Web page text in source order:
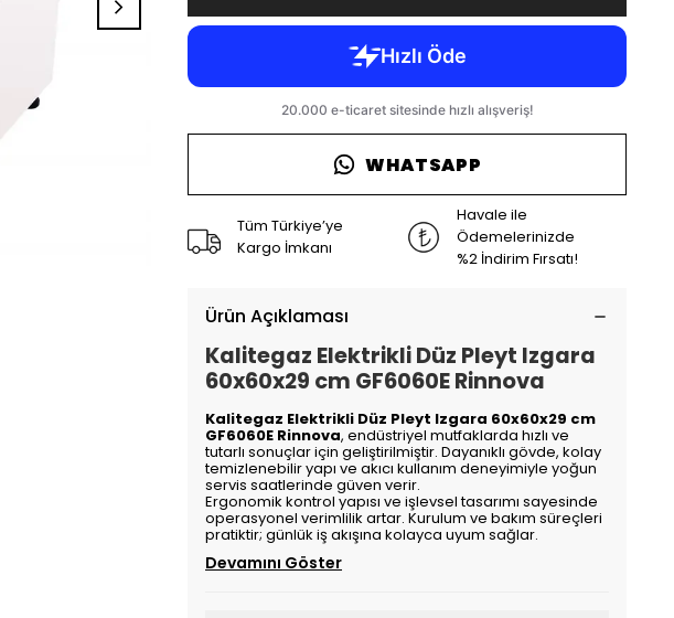
WHATSAPP
Tüm Türkiye’ye
Kargo İmkanı
Havale ile
Ödemelerinizde
%2 İndirim Fırsatı!
Ürün Açıklaması
Kalitegaz Elektrikli Düz Pleyt Izgara
60x60x29 cm GF6060E Rinnova
Kalitegaz Elektrikli Düz Pleyt Izgara 60x60x29 cm
GF6060E Rinnova, endüstriyel mutfaklarda hızlı ve
tutarlı sonuçlar için geliştirilmiştir. Dayanıklı gövde, kolay
temizlenebilir yapı ve akıcı kullanım deneyimiyle yoğun
servis saatlerinde güven verir.
Ergonomik kontrol yapısı ve işlevsel tasarımı sayesinde
operasyonel verimlilik artar. Kurulum ve bakım süreçleri
pratiktir; günlük iş akışına kolayca uyum sağlar.
Devamını Göster